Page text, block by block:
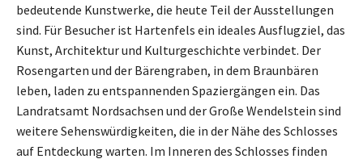
bedeutende Kunstwerke, die heute Teil der Ausstellungen
sind. Für Besucher ist Hartenfels ein ideales Ausflugziel, das
Kunst, Architektur und Kulturgeschichte verbindet. Der
Rosengarten und der Bärengraben, in dem Braunbären
leben, laden zu entspannenden Spaziergängen ein. Das
Landratsamt Nordsachsen und der Große Wendelstein sind
weitere Sehenswürdigkeiten, die in der Nähe des Schlosses
auf Entdeckung warten. Im Inneren des Schlosses finden